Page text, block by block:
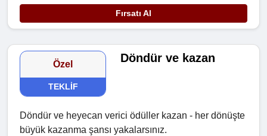
Fırsatı Al
Özel
TEKLIF
Döndür ve kazan
Döndür ve heyecan verici ödüller kazan - her dönüşte
büyük kazanma şansı yakalarsınız.